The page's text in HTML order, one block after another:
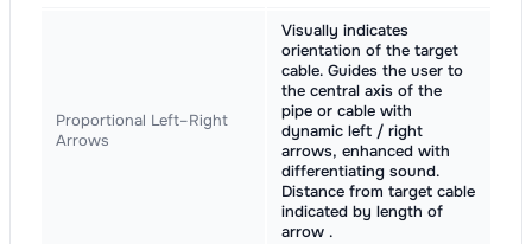
Proportional Left–Right
Arrows
Visually indicates
orientation of the target
cable. Guides the user to
the central axis of the
pipe or cable with
dynamic left / right
arrows, enhanced with
differentiating sound.
Distance from target cable
indicated by length of
arrow .